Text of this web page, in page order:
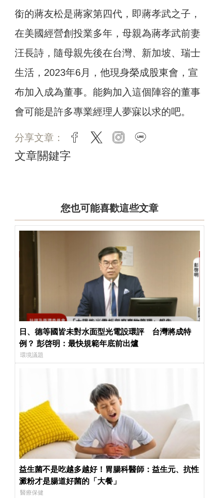
銜的蔣友松是蔣家第四代，即蔣孝武之子，
在美國經營創投業多年，母親為蔣孝武前妻
汪長詩，隨母親先後在台灣、新加坡、瑞士
生活，2023年6月，他現身榮成股東會，宣
布加入成為董事。能夠加入這個陣容的董事
會可能是許多專業經理人夢寐以求的吧。
分享文章： facebook
twitter instagram
文章關鍵字
您也可能喜歡這些文章
日、德等國皆未對水面型光電設環評 台灣將成特
例？ 彭啓明：最快規範年底前出爐
環境議題
益生菌不是吃越多越好！胃腸科醫師：益生元、抗性
澱粉才是腸道好菌的「大餐」
醫療保健